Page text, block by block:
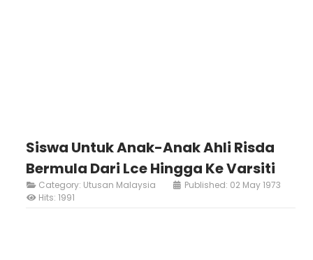
Siswa Untuk Anak-Anak Ahli Risda
Bermula Dari Lce Hingga Ke Varsiti
Category: Utusan Malaysia
Published: 02 May 1973
Hits: 1991